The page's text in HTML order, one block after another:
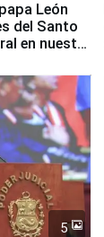
León
del Santo
en nuestro
5